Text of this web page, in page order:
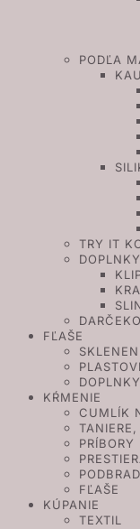
PODĽA
TRY IT
FĽAŠE
KŔMENIE
CUMLÍK
PRÍBORY
FĽAŠE
KÚPANIE
TEXTIL